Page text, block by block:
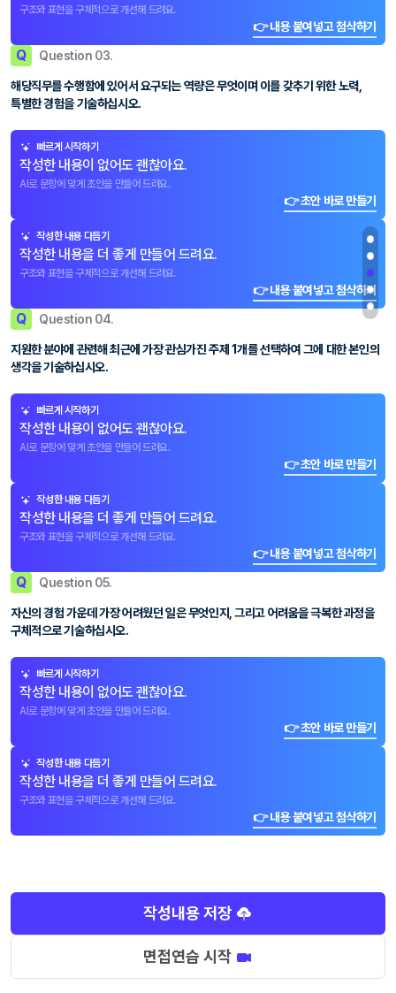
구조와 표현을 구체적으로 개선해 드려요.
👉 내용 붙여넣고 첨삭하기
Q Question 03.
해당직무를 수행함에 있어서 요구되는 역량은 무엇이며 이를 갖추기 위한 노력,
특별한 경험을 기술하십시오.
빠르게 시작하기
작성한 내용이 없어도 괜찮아요.
AI로 문항에 맞게 초안을 만들어 드려요.
👉 초안 바로 만들기
작성한 내용 다듬기
작성한 내용을 더 좋게 만들어 드려요.
구조와 표현을 구체적으로 개선해 드려요.
👉 내용 붙여넣고 첨삭하기
Q Question 04.
지원한 분야에 관련해 최근에 가장 관심가진 주제 1개를 선택하여 그에 대한 본인의
생각을 기술하십시오.
빠르게 시작하기
작성한 내용이 없어도 괜찮아요.
AI로 문항에 맞게 초안을 만들어 드려요.
👉 초안 바로 만들기
작성한 내용 다듬기
작성한 내용을 더 좋게 만들어 드려요.
구조와 표현을 구체적으로 개선해 드려요.
👉 내용 붙여넣고 첨삭하기
Q Question 05.
자신의 경험 가운데 가장 어려웠던 일은 무엇인지, 그리고 어려움을 극복한 과정을
구체적으로 기술하십시오.
빠르게 시작하기
작성한 내용이 없어도 괜찮아요.
AI로 문항에 맞게 초안을 만들어 드려요.
👉 초안 바로 만들기
작성한 내용 다듬기
작성한 내용을 더 좋게 만들어 드려요.
구조와 표현을 구체적으로 개선해 드려요.
👉 내용 붙여넣고 첨삭하기
작성내용 저장
면접연습 시작